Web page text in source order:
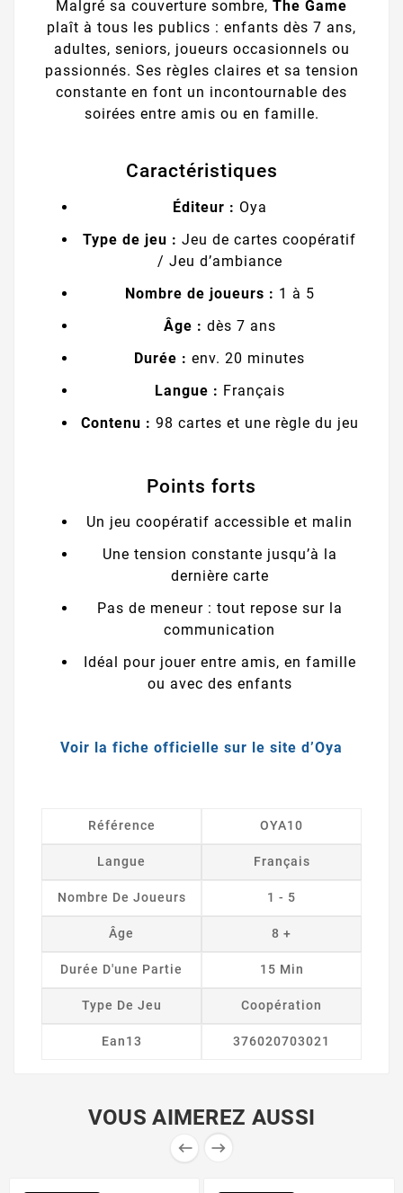
Malgré sa couverture sombre, The Game
plaît à tous les publics : enfants dès 7 ans,
adultes, seniors, joueurs occasionnels ou
passionnés. Ses règles claires et sa tension
constante en font un incontournable des
soirées entre amis ou en famille.
Caractéristiques
Éditeur : Oya
Type de jeu : Jeu de cartes coopératif
/ Jeu d’ambiance
Nombre de joueurs : 1 à 5
Âge : dès 7 ans
Durée : env. 20 minutes
Langue : Français
Contenu : 98 cartes et une règle du jeu
Points forts
Un jeu coopératif accessible et malin
Une tension constante jusqu’à la
dernière carte
Pas de meneur : tout repose sur la
communication
Idéal pour jouer entre amis, en famille
ou avec des enfants
Voir la fiche officielle sur le site d’Oya
Référence OYA10
Langue Français
Nombre De Joueurs 1 - 5
Âge 8 +
Durée D'une Partie 15 Min
Type De Jeu Coopération
Ean13 376020703021
VOUS AIMEREZ AUSSI
 